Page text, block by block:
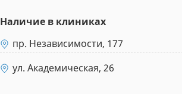
Наличие в клиниках
пр. Независимости, 177
ул. Академическая, 26